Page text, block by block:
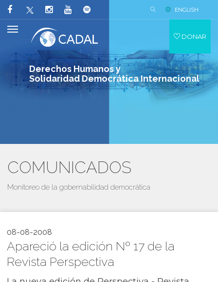
Derechos Humanos y
Solidaridad Democrática Internacional
ENGLISH
DONAR
COMUNICADOS
Monitoreo de la gobernabilidad democrática
08-08-2008
Apareció la edición Nº 17 de la
Revista Perspectiva